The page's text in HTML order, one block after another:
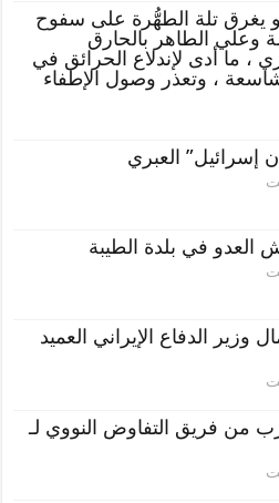
يغرق تلة الطهُّرة على سفوح
وعلي الطاهر بالحارق
، ما أدى لإندلاع الحرائق في
، وتعذر وصول الإطفاء
إسرائيل” العبري
العدو في بلدة الطيبة
وزير الدفاع الإيراني العميد
من فريق التفاوض النووي لـ